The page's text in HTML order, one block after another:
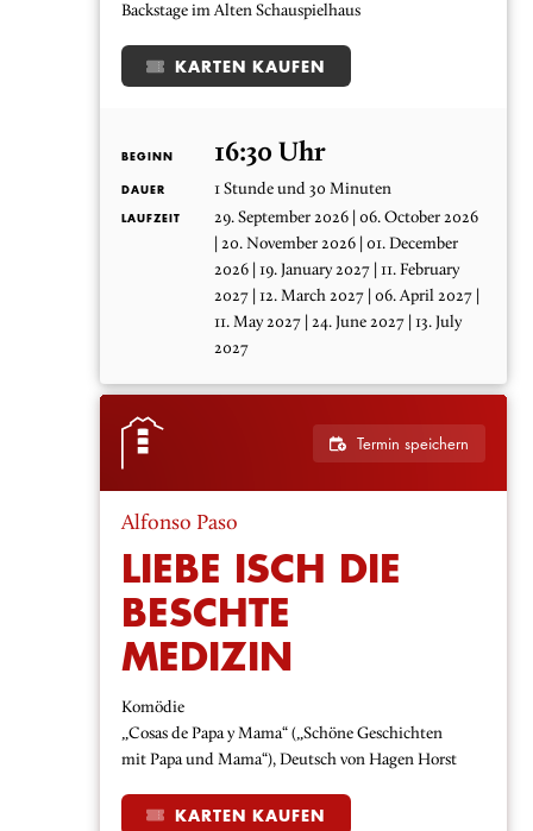
Backstage im Alten Schauspielhaus
KARTEN KAUFEN
BEGINN 16:30 Uhr
DAUER 1 Stunde und 30 Minuten
LAUFZEIT
29. September 2026 | 06. October 2026
| 20. November 2026 | 01. December
2026 | 19. January 2027 | 11. February
2027 | 12. March 2027 | 06. April 2027 |
11. May 2027 | 24. June 2027 | 13. July
2027
Termin speichern
Alfonso Paso
LIEBE ISCH DIE
BESCHTE
MEDIZIN
Komödie
„Cosas de Papa y Mama“ („Schöne Geschichten
mit Papa und Mama“), Deutsch von Hagen Horst
KARTEN KAUFEN